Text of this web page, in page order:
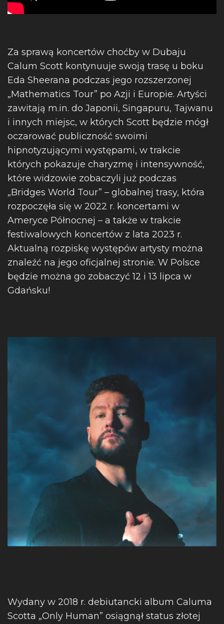
Za sprawą koncertów choćby w Dubaju
Calum Scott kontynuuje swoją trasę u boku
Eda Sheerana podczas jego rozszerzonej
„Mathematics Tour” po Azji i Europie. Artyści
zawitają m.in. do Japonii, Singapuru, Tajwanu
i innych miejsc, w których Scott będzie mógł
oczarować publiczność swoimi
hipnotyzującymi występami, w trakcie
których pokazuje charyzmę i intensywność,
które widzowie zobaczyli już podczas
„Bridges World Tour” – globalnej trasy, która
rozpoczęła się w 2022 r. koncertami w
Ameryce Północnej – a także w trakcie
festiwalowych koncertów z lata 2023 r.
Aktualną rozpiskę występów artysty można
znaleźć na jego oficjalnej stronie. W Polsce
będzie można go zobaczyć 12 i 13 lipca w
Gdańsku!
Wydany w 2018 r. debiutancki album Caluma
Scotta „Only Human” osiągnął status złotej